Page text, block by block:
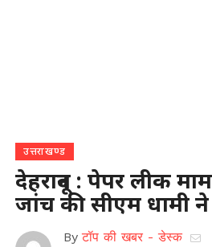
उत्तराखण्ड
देहरादून : पेपर लीक
जांच की सीएम धामी
By टॉप की खबर - डेस्क